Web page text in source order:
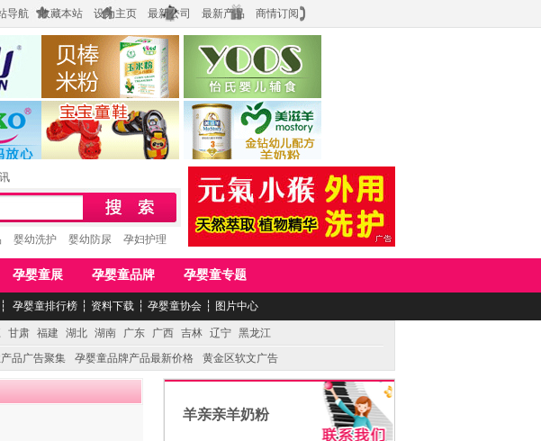
导航 收藏本站 设为主页 最新公司 最新产品 商情订阅
公司
公司
江西贝棒儿童食品 上海怡氏食品科技有限公司
湖南美滋生物科技有限公司
婴幼洗护 婴幼防尿 孕妇护理
孕婴童展 孕婴童品牌 孕婴童专题
┆ 孕婴童排行榜 ┆ 资料下载 ┆ 孕婴童协会 ┆ 图片中心
甘肃 福建 湖北 湖南 广东 广西 吉林 辽宁 黑龙江
品广告聚集 孕婴童品牌产品最新价格 黄金区软文广告
羊亲亲羊奶粉